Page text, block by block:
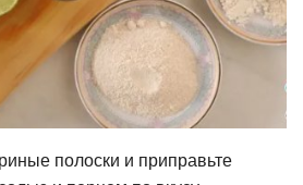
полоски и приправьте